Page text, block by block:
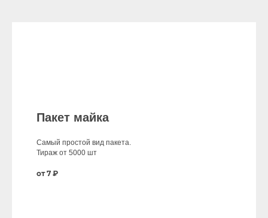
Пакет майка
Самый простой вид пакета.
Тираж от 5000 шт
от 7 ₽